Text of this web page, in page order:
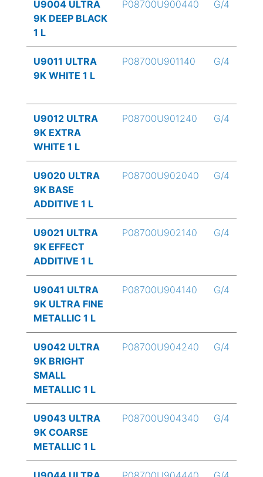
U9004 ULTRA
9K DEEP BLACK
1 L
P08700U900440 G/4
U9011 ULTRA
9K WHITE 1 L
P08700U901140 G/4
U9012 ULTRA
9K EXTRA
WHITE 1 L
P08700U901240 G/4
U9020 ULTRA
9K BASE
ADDITIVE 1 L
P08700U902040 G/4
U9021 ULTRA
9K EFFECT
ADDITIVE 1 L
P08700U902140 G/4
U9041 ULTRA
9K ULTRA FINE
METALLIC 1 L
P08700U904140 G/4
U9042 ULTRA
9K BRIGHT
SMALL
METALLIC 1 L
P08700U904240 G/4
U9043 ULTRA
9K COARSE
METALLIC 1 L
P08700U904340 G/4